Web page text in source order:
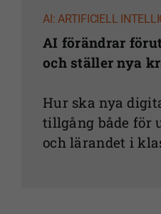
AI: ARTIFICIELL
AI förändrar
och ställer nya
Hur ska nya
tillgång både för
och lärandet i